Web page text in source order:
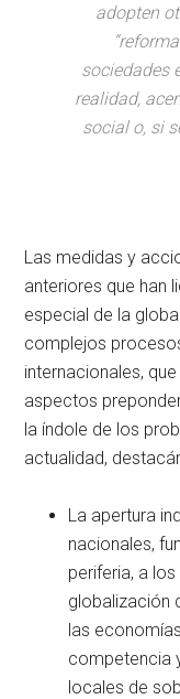
adopten
sociedades
realidad,
social o, si
Las medidas y
anteriores que han
especial de la
complejos
internacionales,
aspectos
la índole de los
actualidad,
La apertura
nacionales,
periferia, a
globalización
las
competencia
locales de